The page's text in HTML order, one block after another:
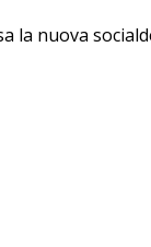
la nuova